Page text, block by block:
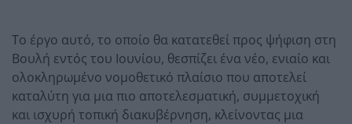
Το έργο αυτό, το οποίο θα κατατεθεί προς ψήφιση στη
Βουλή εντός του Ιουνίου, θεσπίζει ένα νέο, ενιαίο και
ολοκληρωμένο νομοθετικό πλαίσιο που αποτελεί
καταλύτη για μια πιο αποτελεσματική, συμμετοχική
και ισχυρή τοπική διακυβέρνηση, κλείνοντας μια